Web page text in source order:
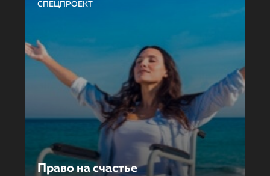
СПЕЦПРОЕКТ
Право на счастье